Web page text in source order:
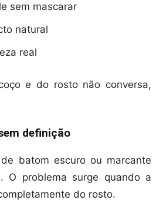
sem mascarar
natural
real
e do rosto não conversa,
definição
batom escuro ou marcante
O problema surge quando a
do rosto.